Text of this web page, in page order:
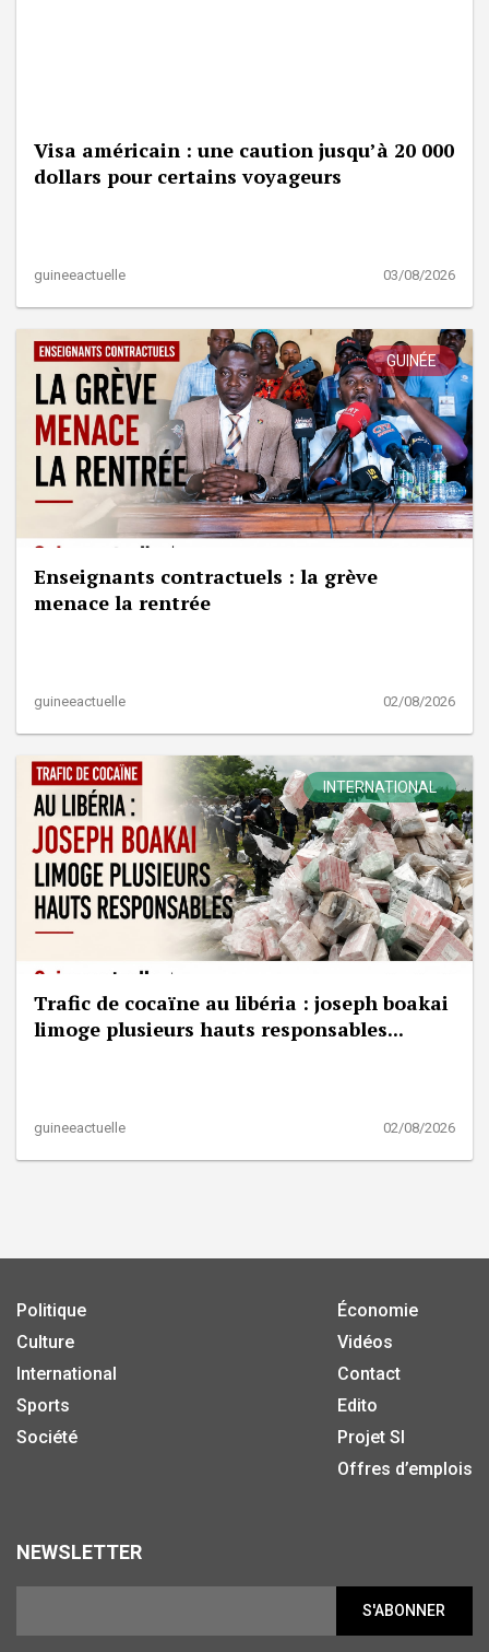
Visa américain : une caution jusqu’à 20 000
dollars pour certains voyageurs
guineeactuelle 03/08/2026
GUINÉE
Enseignants contractuels : la grève
menace la rentrée
guineeactuelle 02/08/2026
INTERNATIONAL
Trafic de cocaïne au libéria : joseph boakai
limoge plusieurs hauts responsables...
guineeactuelle 02/08/2026
Politique
Culture
International
Sports
Société
Économie
Vidéos
Contact
Edito
Projet SI
Offres d’emplois
NEWSLETTER
S'ABONNER